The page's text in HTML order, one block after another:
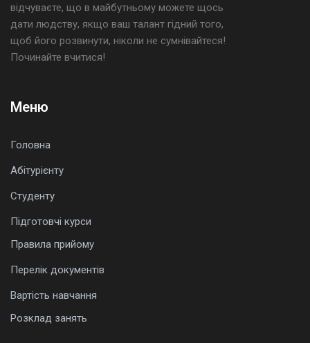
відчуваєте, що в майбутньому можете щось
дати людству, якщо ваш талант гідний того,
щоб його розвинути, ніколи не сумнівайтеся!
Починайте вчитися!
Меню
Головна
Абітурієнту
Студенту
Підготовчі курси
Правила прийому
Перелік документів
Вартість навчання
Розклад занять